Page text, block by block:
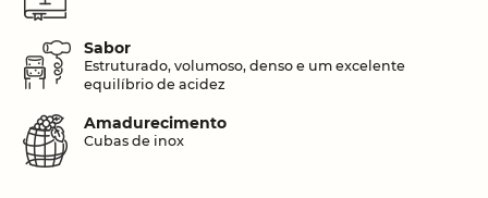
Sabor
Estruturado, volumoso, denso e um excelente
equilíbrio de acidez
Amadurecimento
Cubas de inox